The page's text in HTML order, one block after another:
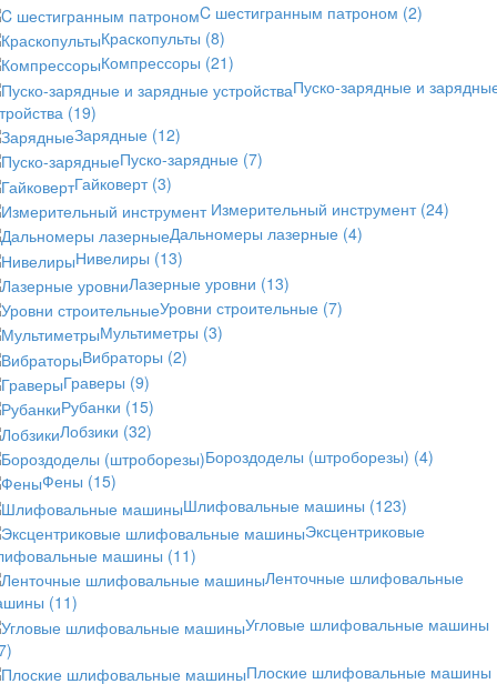
C шестигранным патроном (2)
Краскопульты (8)
Компрессоры (21)
Пуско-зарядные и
(19)
Зарядные (12)
Пуско-зарядные (7)
Гайковерт (3)
Измерительный инструмент (24)
Дальномеры лазерные (4)
Нивелиры (13)
Лазерные уровни (13)
Уровни строительные (7)
Мультиметры (3)
Вибраторы (2)
Граверы (9)
Рубанки (15)
Лобзики (32)
Бороздоделы (штроборезы) (4)
Фены (15)
Шлифовальные машины (123)
Эксцентриковые
машины (11)
Ленточные шлифовальные
(11)
Угловые шлифовальные машины
Плоские шлифовальные машины